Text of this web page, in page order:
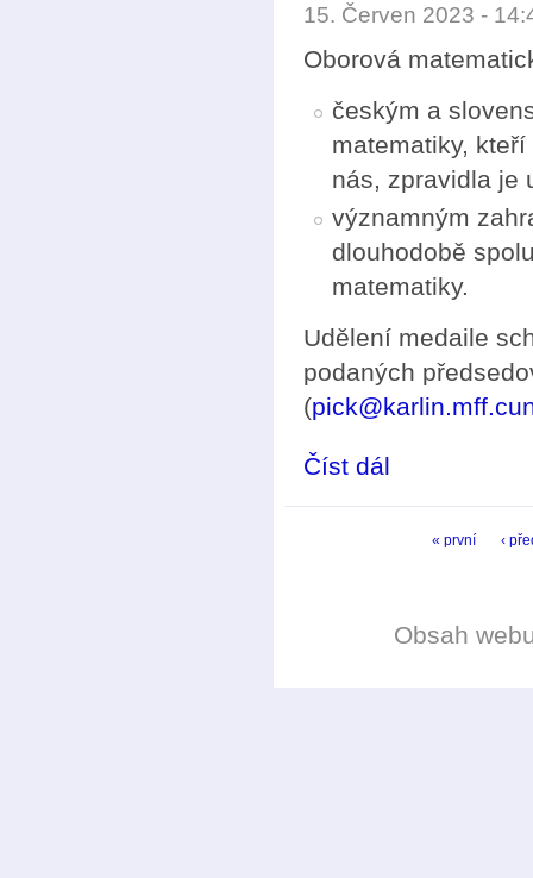
15. Červen 2023 -
Oborová
českým a
matematiky,
nás, zpravidla je
významným
dlouhodobě
matematiky.
Udělení medaile
podaných
(
Číst dál
« první ‹
Obsah